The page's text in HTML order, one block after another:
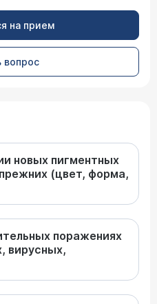
на прием
вопрос
новых пигментных
(цвет, форма,
поражениях
вирусных,